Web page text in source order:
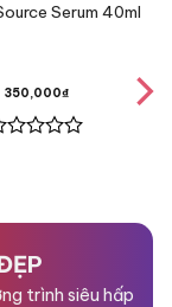
Serum 40ml
350,000₫
trình siêu hấp